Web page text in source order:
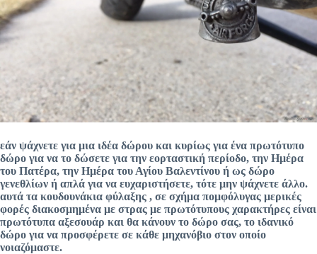
εάν ψάχνετε για μια ιδέα δώρου και κυρίως για ένα πρωτότυπο
δώρο για να το δώσετε για την εορταστική περίοδο, την Ημέρα
του Πατέρα, την Ημέρα του Αγίου Βαλεντίνου ή ως δώρο
γενεθλίων ή απλά για να ευχαριστήσετε, τότε μην ψάχνετε άλλο.
αυτά τα κουδουνάκια φύλαξης , σε σχήμα πομφόλυγας μερικές
φορές διακοσμημένα με στρας με πρωτότυπους χαρακτήρες είναι
πρωτότυπα αξεσουάρ και θα κάνουν το δώρο σας, το ιδανικό
δώρο για να προσφέρετε σε κάθε μηχανόβιο στον οποίο
νοιαζόμαστε.